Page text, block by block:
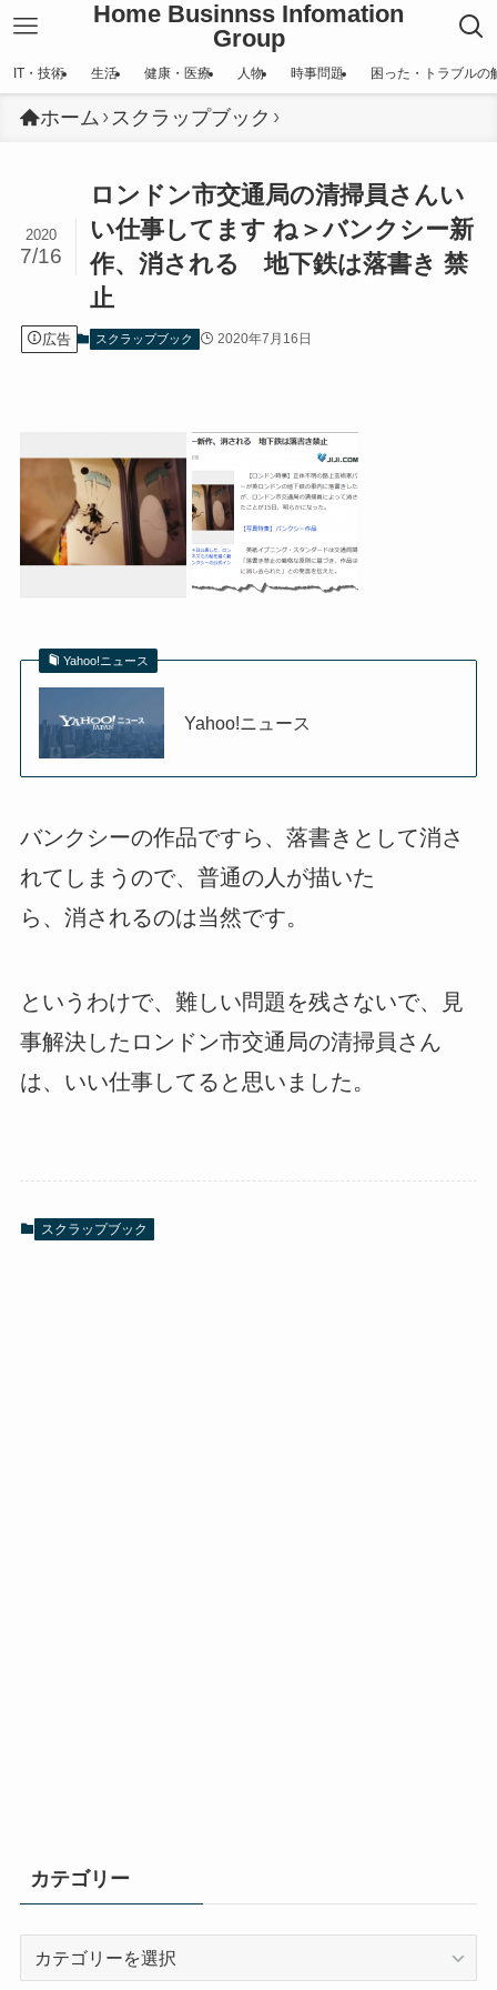
Home Businnss Infomation
Group
IT・技術 生活 健康・医療 人物 時事問題 困った・トラブルの
ホーム スクラップブック
ロンドン市交通局の清掃員さんい
い仕事してます ね＞バンクシー新
作、消される 地下鉄は落書き 禁
止
2020
7/16
広告 スクラップブック 2020年7月16日
Yahoo!ニュース
Yahoo!ニュース
バンクシーの作品ですら、落書きとして消さ
れてしまうので、普通の人が描いた
ら、消されるのは当然です。
というわけで、難しい問題を残さないで、見
事解決したロンドン市交通局の清掃員さん
は、いい仕事してると思いました。
スクラップブック
カテゴリー